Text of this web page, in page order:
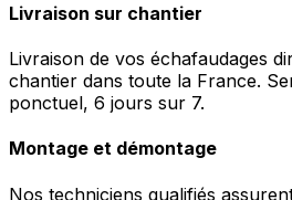
Livraison sur chantier
Livraison de vos échafaudages
chantier dans toute la France.
ponctuel, 6 jours sur 7.
Montage et démontage
Nos techniciens qualifiés